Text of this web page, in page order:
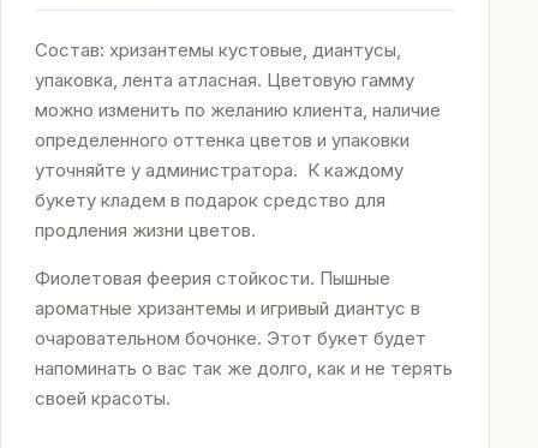
Состав: хризантемы кустовые, диантусы,
упаковка, лента атласная. Цветовую гамму
можно изменить по желанию клиента, наличие
определенного оттенка цветов и упаковки
уточняйте у администратора. К каждому
букету кладем в подарок средство для
продления жизни цветов.
Фиолетовая феерия стойкости. Пышные
ароматные хризантемы и игривый диантус в
очаровательном бочонке. Этот букет будет
напоминать о вас так же долго, как и не терять
своей красоты.